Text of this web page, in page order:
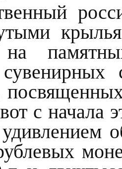
на
с начала